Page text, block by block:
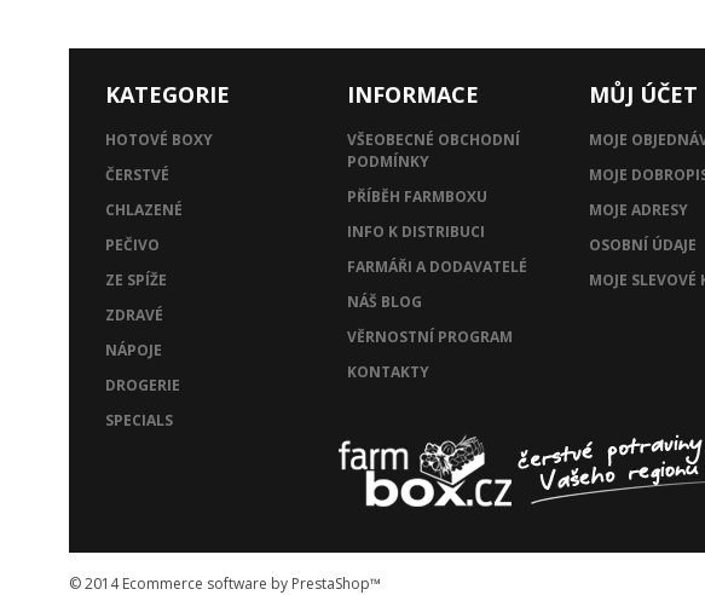
KATEGORIE
HOTOVÉ BOXY
ČERSTVÉ
CHLAZENÉ
PEČIVO
ZE SPÍŽE
ZDRAVÉ
NÁPOJE
DROGERIE
SPECIALS
INFORMACE
VŠEOBECNÉ OBCHODNÍ
PODMÍNKY
PŘÍBĚH FARMBOXU
INFO K DISTRIBUCI
FARMÁŘI A DODAVATELÉ
NÁŠ BLOG
VĚRNOSTNÍ PROGRAM
KONTAKTY
© 2014Ecommerce software by PrestaShop™
MŮJ ÚČET
MOJE
MOJE
MOJE ADRESY
OSOBNÍ ÚDAJE
MOJE SLEVOVÉ